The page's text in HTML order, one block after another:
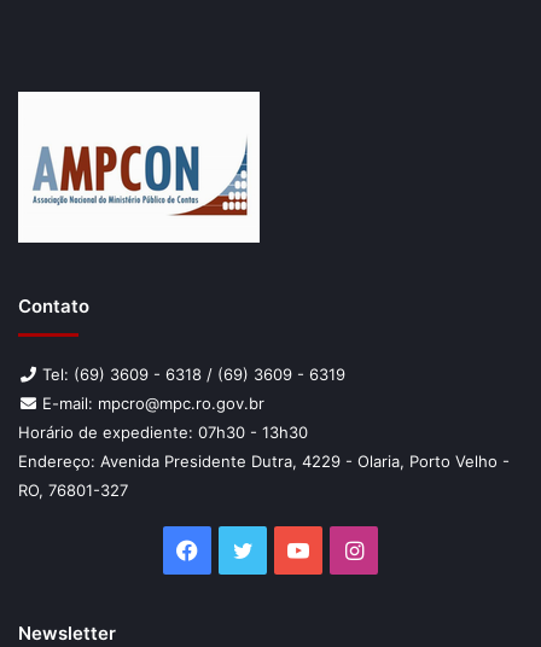
Contato
Tel: (69) 3609 - 6318 / (69) 3609 - 6319
E-mail: mpcro@mpc.ro.gov.br
Horário de expediente: 07h30 - 13h30
Endereço: Avenida Presidente Dutra, 4229 - Olaria, Porto Velho -
RO, 76801-327
Facebook
TwitterYouTubeInstagram
Newsletter